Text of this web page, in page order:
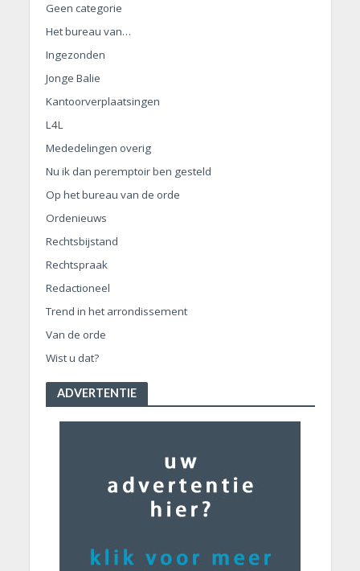
Geen categorie
Het bureau van…
Ingezonden
Jonge Balie
Kantoorverplaatsingen
L4L
Mededelingen overig
Nu ik dan peremptoir ben gesteld
Op het bureau van de orde
Ordenieuws
Rechtsbijstand
Rechtspraak
Redactioneel
Trend in het arrondissement
Van de orde
Wist u dat?
ADVERTENTIE